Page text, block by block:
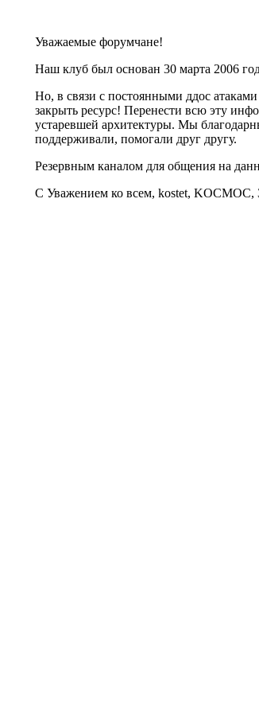
Уважаемые форумчане!
Наш клуб был основан 30 марта 2006
Но, в связи с постоянными ддос
закрыть ресурс! Перенести всю эту
устаревшей архитектуры. Мы
поддерживали, помогали друг другу.
Резервным каналом для общения на
С Уважением ко всем, kostet,